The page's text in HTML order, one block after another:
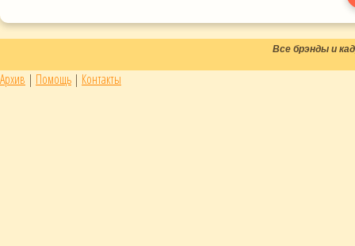
Все брэнды и
Архив | Помощь | Контакты